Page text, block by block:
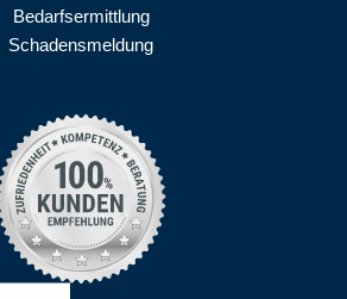
Bedarfsermittlung
Schadensmeldung